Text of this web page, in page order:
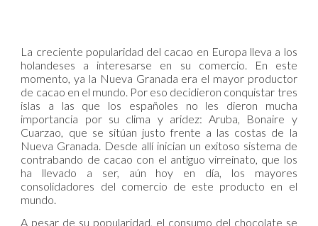
La creciente popularidad del cacao en Europa lleva a los
holandeses a interesarse en su comercio. En este
momento, ya la Nueva Granada era el mayor productor
de cacao en el mundo. Por eso decidieron conquistar tres
islas a las que los españoles no les dieron mucha
importancia por su clima y aridez: Aruba, Bonaire y
Cuarzao, que se sitúan justo frente a las costas de la
Nueva Granada. Desde allí inician un exitoso sistema de
contrabando de cacao con el antiguo virreinato, que los
ha llevado a ser, aún hoy en día, los mayores
consolidadores del comercio de este producto en el
mundo.
A pesar de su popularidad, el consumo del chocolate se